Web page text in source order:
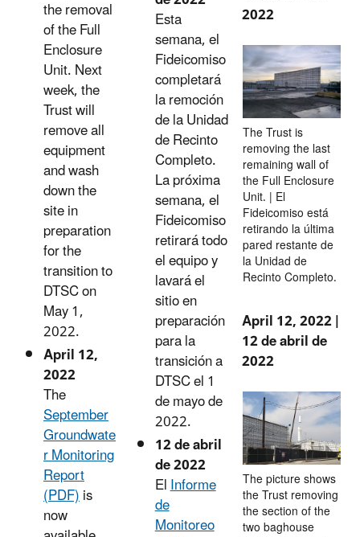
the removal
of the Full
Enclosure
Unit. Next
week, the
Trust will
remove all
equipment
and wash
down the
site in
preparation
for the
transition to
DTSC on
May 1,
2022.
April 12,
2022
The
September
Groundwate
r Monitoring
Report
(PDF)is
now
Esta
semana, el
Fideicomiso
completará
la remoción
de la Unidad
de Recinto
Completo.
La próxima
semana, el
Fideicomiso
retirará todo
el equipo y
lavará el
sitio en
preparación
para la
transición a
DTSC el 1
de mayo de
2022.
12 de abril
de 2022
ElInforme
de
Monitoreo
2022
The Trust is
removing the last
remaining wall of
the Full Enclosure
Unit. | El
Fideicomiso está
retirando la última
pared restante de
la Unidad de
Recinto Completo.
April 12, 2022 |
12 de abril de
2022
The picture shows
the Trust removing
the section of the
two baghouse